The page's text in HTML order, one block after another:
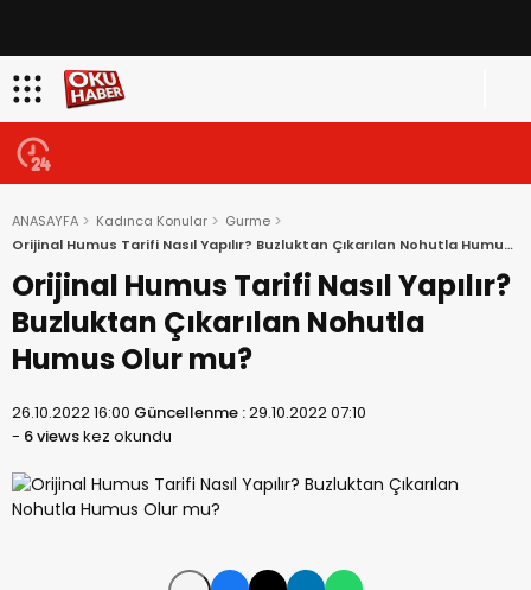
ANASAYFA Kadınca Konular
Gurme
Orijinal Humus Tarifi Nasıl Yapılır? Buzluktan Çıkarılan Nohutla Humus
Olur mu?
Orijinal Humus Tarifi Nasıl Yapılır?
Buzluktan Çıkarılan Nohutla
Humus Olur mu?
26.10.2022 16:00 Güncellenme :29.10.2022 07:10
- 6 viewskez okundu